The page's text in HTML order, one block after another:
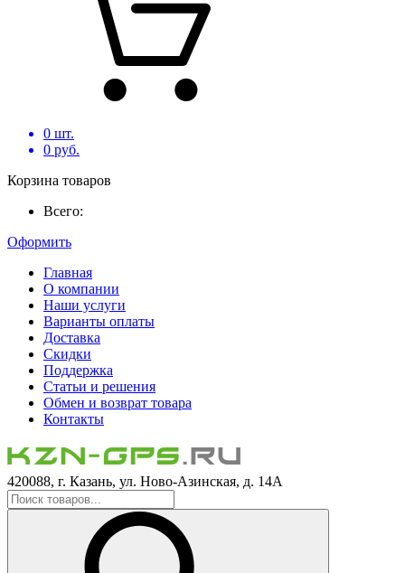
0 шт.
0 руб.
Корзина товаров
Всего:
Оформить
Главная
О компании
Наши услуги
Варианты оплаты
Доставка
Скидки
Поддержка
Статьи и решения
Обмен и возврат товара
Контакты
420088, г. Казань, ул. Ново-Азинская, д. 14А